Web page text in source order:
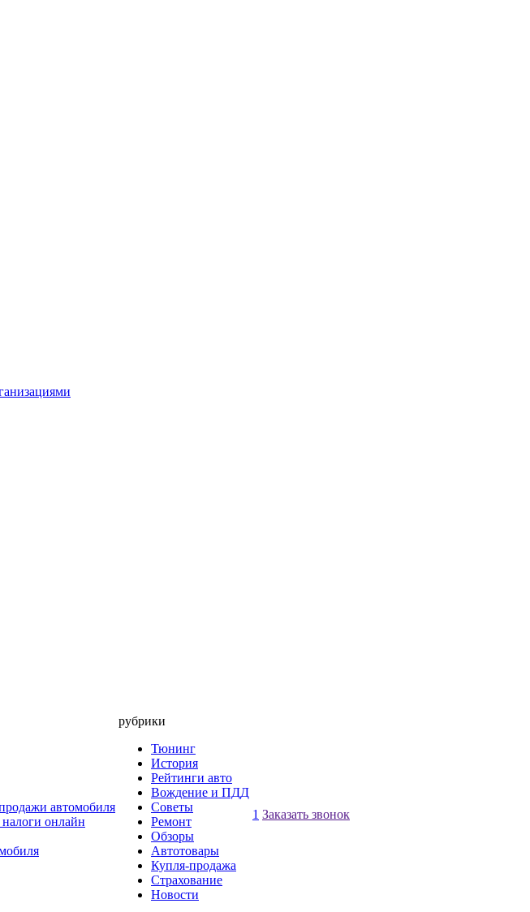
автомобиля
онлайн
рубрики
Тюнинг
История
Рейтинги авто
Вождение и ПДД
Советы
Ремонт
Обзоры
Автотовары
Купля-продажа
Страхование
Новости
1 Заказать звонок